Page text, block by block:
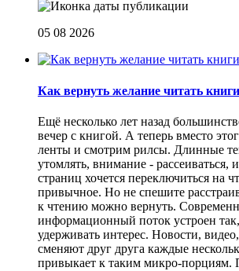
05 08 2026
Как вернуть желание читать
Eщё несколько лет назад
вечер с книгой. А теперь вместо
ленты и смотрим рилсы. Длинные
утомлять, внимание - рассеиваться,
страниц хочется переключиться на
привычное. Но не спешите
к чтению можно вернуть.
информационный поток устроен
удерживать интерес. Новости,
сменяют друг друга каждые
привыкает к таким микро-